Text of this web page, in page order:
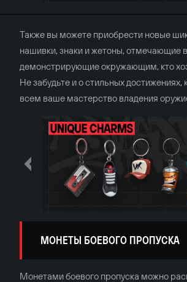
Также вы можете приобрести новые
нашивки, знаки и жетоны, отмечающие
демонстрирующие окружающим, кто
Не забудьте и о стильных достижениях,
всем ваше мастерство владения
МОНЕТЫ БОЕВОГО ПРОПУСКА
Монетами боевого пропуска можно